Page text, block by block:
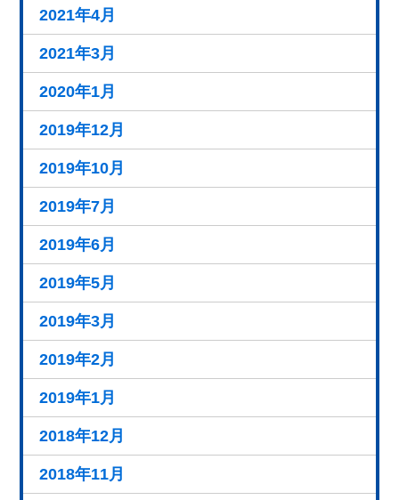
2021年4月
2021年3月
2020年1月
2019年12月
2019年10月
2019年7月
2019年6月
2019年5月
2019年3月
2019年2月
2019年1月
2018年12月
2018年11月